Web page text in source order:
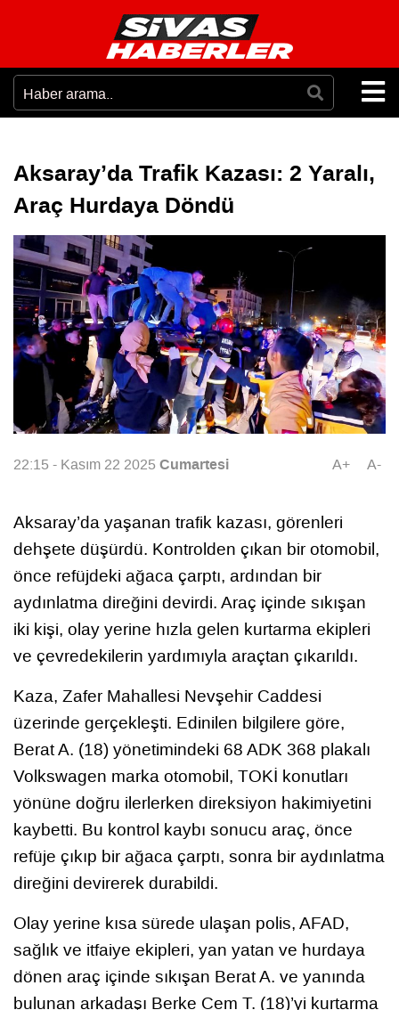
Aksaray’da Trafik Kazası: 2 Yaralı,
Araç Hurdaya Döndü
22:15 - Kasım 22 2025Cumartesi A+ A-
Aksaray’da yaşanan trafik kazası, görenleri
dehşete düşürdü. Kontrolden çıkan bir otomobil,
önce refüjdeki ağaca çarptı, ardından bir
aydınlatma direğini devirdi. Araç içinde sıkışan
iki kişi, olay yerine hızla gelen kurtarma ekipleri
ve çevredekilerin yardımıyla araçtan çıkarıldı.
Kaza, Zafer Mahallesi Nevşehir Caddesi
üzerinde gerçekleşti. Edinilen bilgilere göre,
Berat A. (18) yönetimindeki 68 ADK 368 plakalı
Volkswagen marka otomobil, TOKİ konutları
yönüne doğru ilerlerken direksiyon hakimiyetini
kaybetti. Bu kontrol kaybı sonucu araç, önce
refüje çıkıp bir ağaca çarptı, sonra bir aydınlatma
direğini devirerek durabildi.
Olay yerine kısa sürede ulaşan polis, AFAD,
sağlık ve itfaiye ekipleri, yan yatan ve hurdaya
dönen araç içinde sıkışan Berat A. ve yanında
bulunan arkadaşı Berke Cem T. (18)’yi kurtarma